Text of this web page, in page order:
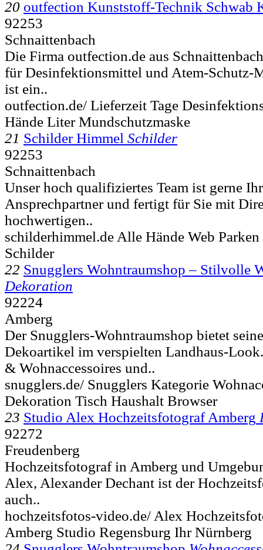
20 outfection Kunststoff-Technik Schwab
92253
Schnaittenbach
Die Firma outfection.de aus
für Desinfektionsmittel und Atem-Schutz-
ist ein..
outfection.de/ Lieferzeit Tage
Hände Liter Mundschutzmaske
21 Schilder Himmel Schilder
92253
Schnaittenbach
Unser hoch qualifiziertes Team ist gerne
Ansprechpartner und fertigt für Sie mit
hochwertigen..
schilderhimmel.de Alle Hände Web
Schilder
22 Snugglers Wohntraumshop – Stilvolle
Dekoration
92224
Amberg
Der Snugglers-Wohntraumshop bietet
Dekoartikel im verspielten Landhaus-
& Wohnaccessoires und..
snugglers.de/ Snugglers Kategorie
Dekoration Tisch Haushalt Browser
23 Studio Alex Hochzeitsfotograf Amberg
92272
Freudenberg
Hochzeitsfotograf in Amberg und
Alex, Alexander Dechant ist der
auch..
hochzeitsfotos-video.de/ Alex
Amberg Studio Regensburg Ihr Nürnberg